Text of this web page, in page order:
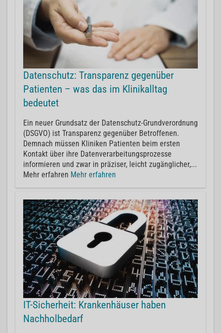
Datenschutz: Transparenz gegenüber
Patienten – was das im Klinikalltag
bedeutet
Ein neuer Grundsatz der Datenschutz-Grundverordnung
(DSGVO) ist Transparenz gegenüber Betroffenen.
Demnach müssen Kliniken Patienten beim ersten
Kontakt über ihre Datenverarbeitungsprozesse
informieren und zwar in präziser, leicht zugänglicher,...
Mehr erfahren Mehr erfahren
IT-Sicherheit: Krankenhäuser haben
Nachholbedarf